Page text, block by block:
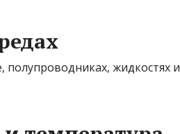
полупроводниках, жидкостях и